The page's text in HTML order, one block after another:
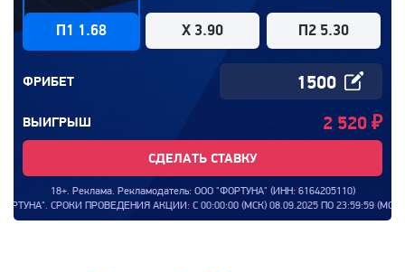
П1 1.68 X 3.90 П2 5.30
ФРИБЕТ
ВЫИГРЫШ 2 520 ₽
СДЕЛАТЬ СТАВКУ
18+. Реклама. Рекламодатель: ООО "ФОРТУНА" (ИНН: 6164205110)
АКЦИИ: С 00:00:00 (МСК) 08.09.2025 ПО 23:59:59 (МСК)